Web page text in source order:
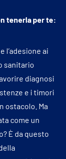
tenerla per te:
l’adesione ai
sanitario
diagnosi
e i timori
ostacolo. Ma
come un
È da questo